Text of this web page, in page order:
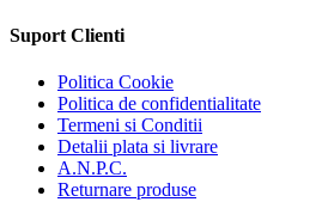
Suport Clienti
Politica Cookie
Politica de confidentialitate
Termeni si Conditii
Detalii plata si livrare
A.N.P.C.
Returnare produse